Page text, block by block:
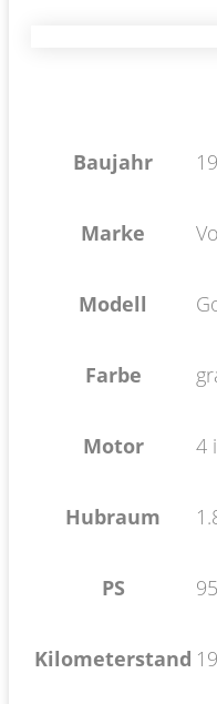
Baujahr
Marke
Modell
Farbe
Motor 4
Hubraum
PS 95
Kilometerstand